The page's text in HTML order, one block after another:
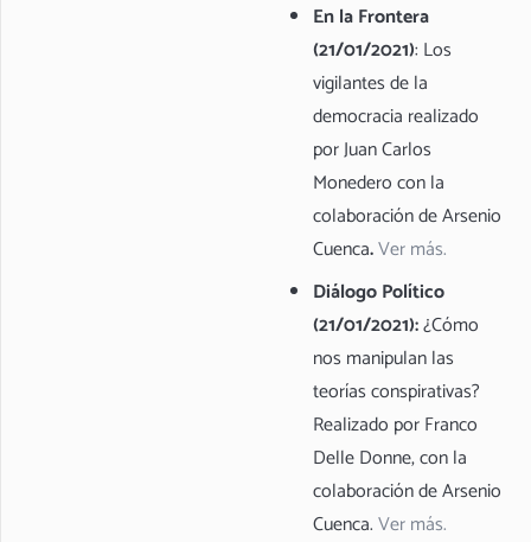
En la Frontera
(21/01/2021): Los
vigilantes de la
democracia realizado
por Juan Carlos
Monedero con la
colaboración de Arsenio
Cuenca.Ver más.
Diálogo Político
(21/01/2021):¿Cómo
nos manipulan las
teorías conspirativas?
Realizado por Franco
Delle Donne, con la
colaboración de Arsenio
Cuenca.Ver más.